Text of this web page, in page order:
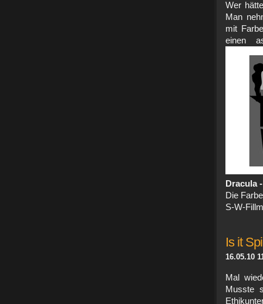
Wer
Man
mit
einen
Dracula
Die
S-W-
Is it
16.05.10
Mal
Musste